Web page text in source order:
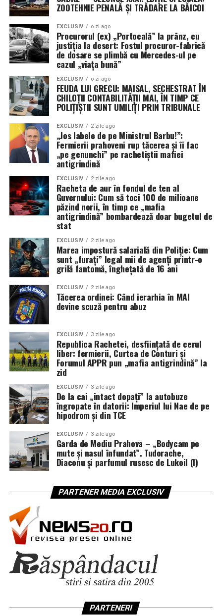
o impune.
RMN-ul este un instrument valoros atunci când este
recomandat corect și integrat într-un plan medical
complet. Pregătirea atentă, comunicarea cu echipa
medicală și interpretarea rezultatului de către specialist
ajută la alegerea celor mai potriviți pași pentru
sănătatea ta.
Disclaimer
: Acest articol are scop informativ și nu
înlocuiește consultul medical sau recomandările
personalizate ale medicului.
Surse de informare:
“MRI – Mayo Clinic.” Mayoclinic.Org, 2026,
https://www.mayoclinic.org/tests-
procedures/mri/about/pac-20384768. Accesat în
data de 25 Iunie 2026.
ZOOTEHNIE PENALĂ ȘI TRĂDARE LA BĂICOI
EXCLUSIV o zi ago
Procurorul (ex) „Portocală” la prânz, cu
justiția la desert: Fostul procuror-fabrică
de dosare se plimbă cu Mercedes-ul pe
cazul „viața bună”
EXCLUSIV o zi ago
FEUDA LUI GRECU: MAISAL, SECHESTRAT ÎN
CHILOȚII CONTABILITĂȚII MAI, ÎN TIMP CE
POLIȚIȘTII SUNT UMILIȚI PRIN TRIBUNALE
EXCLUSIV 2 zile ago
„Jos labele de pe Ministrul Barbu!”:
Fermierii prahoveni rup tăcerea și îi fac
„pe genunchi” pe rachetiștii mafiei
antigrindină
EXCLUSIV 2 zile ago
Racheta de aur în fondul de ten al
Guvernului: Cum să toci 100 de milioane
păzind norii, în timp ce „mafia
antigrindină” bombardează doar bugetul de
stat
EXCLUSIV 2 zile ago
Marea impostură salarială din Poliție: Cum
sunt „furați” legal mii de agenți printr-o
grilă fantomă, înghețată de 16 ani
EXCLUSIV 2 zile ago
Tăcerea ordinei: Când ierarhia în MAI
devine scuză pentru abuz
EXCLUSIV 3 zile ago
Republica Rachetei, desființată de cerul
liber: fermierii, Curtea de Conturi și
Forumul APPR pun „mafia antigrindină” la
zid
EXCLUSIV 3 zile ago
De la cai „intact dopați” la autobuze
îngropate în datorii: Imperiul lui Nae de pe
hipodrom și din TCE
EXCLUSIV 3 zile ago
Garda de Mediu Prahova – „Bodycam pe
mute și nasul înfundat”. Tudorache,
Diaconu și parfumul rusesc de Lukoil (I)
PARTENER MEDIA EXCLUSIV
PARTENERI